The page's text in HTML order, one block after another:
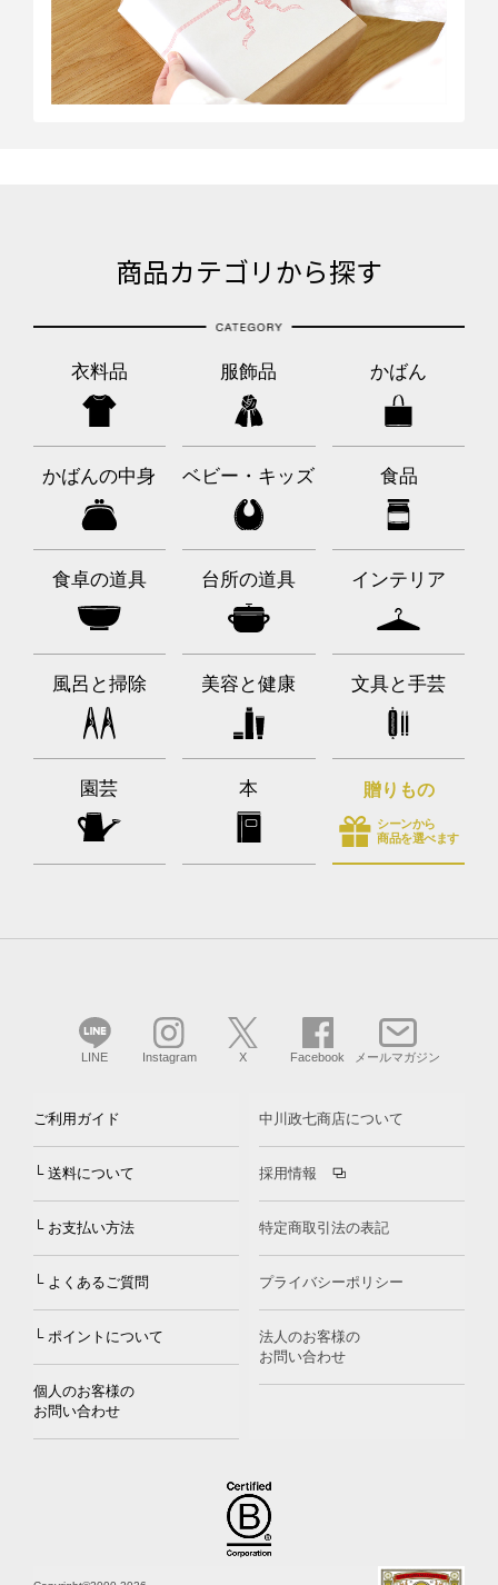
商品カテゴリから探す
衣料品 服飾品 かばん
かばんの中身 ベビー・キッズ 食品
食卓の道具 台所の道具 インテリア
風呂と掃除 美容と健康 文具と手芸
園芸 本 贈りもの
シーンから
商品を選べます
LINE Instagram X Facebook メールマガジン
ご利用ガイド
└ 送料について
└ お支払い方法
└ よくあるご質問
└ ポイントについて
個人のお客様の
お問い合わせ
中川政七商店について
採用情報
特定商取引法の表記
プライバシーポリシー
法人のお客様の
お問い合わせ